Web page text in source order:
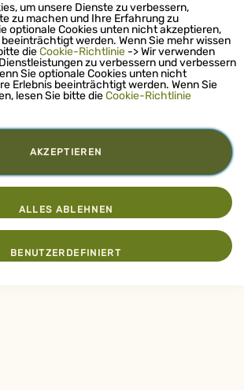
um unsere Dienste zu verbessern,
zu machen und Ihre Erfahrung zu
optionale Cookies unten nicht akzeptieren,
werden. Wenn Sie mehr wissen
dieCookie-Richtlinie -> Wir verwenden
zu verbessern und verbessern
Sie optionale Cookies unten nicht
Erlebnis beeinträchtigt werden. Wenn Sie
lesen Sie bitte dieCookie-Richtlinie
AKZEPTIEREN
BENUTZERDEFINIERT
ALLES ABLEHNEN